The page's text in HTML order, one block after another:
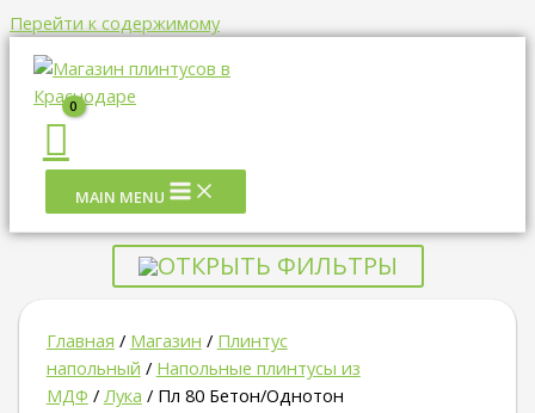
Перейти к содержимому
MAIN MENU
Главная / Магазин / Плинтус
напольный / Напольные плинтусы из
МДФ / Лука / Пл 80 Бетон/Однотон
ОТКРЫТЬ ФИЛЬТРЫ